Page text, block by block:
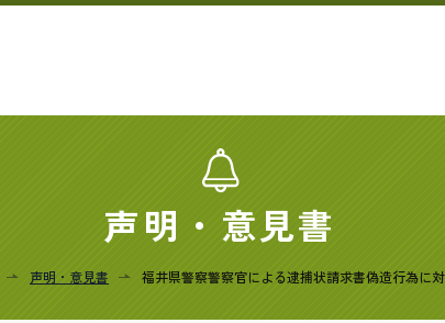
声明・意見書
声明・意見書 福井県警察警察官による逮捕状請求書偽造行為に